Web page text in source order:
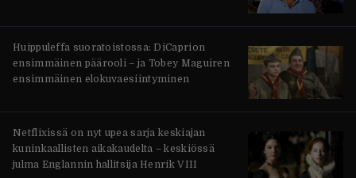
Huippuleffa suoratoistossa: DiCaprion
ensimmäinen päärooli – ja Tobey Maguiren
ensimmäinen elokuvaesiintyminen
Netflixissä on nyt upea sarja keskiajan
kuninkaallisten aikakaudelta – keskiössä
julma Englannin hallitsija Henrik VIII